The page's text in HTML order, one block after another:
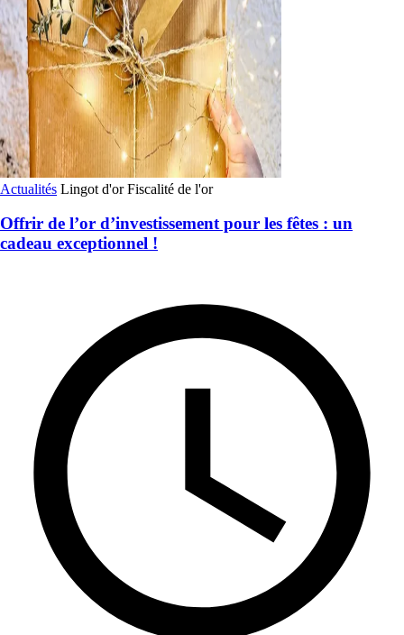
Actualités Lingot d'or Fiscalité de l'or
Offrir de l’or d’investissement pour les fêtes : un
cadeau exceptionnel !